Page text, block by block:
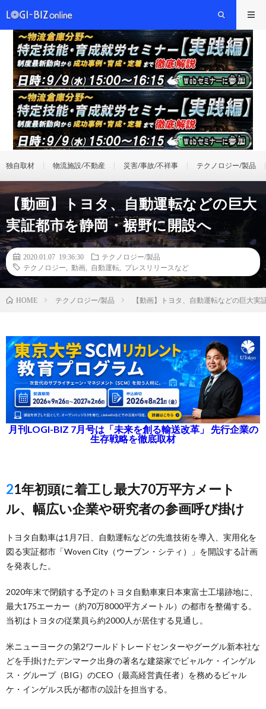
独自取材 物流施設/不動産 災害/事故/不祥事 テクノロジー/製品
【動画】トヨタ、自動運転などの巨大
実証都市を静岡・裾野に開設へ
2020.01.07 19:36:30
テクノロジー/製品
テクノロジー
動画 自動運転 プレスリリースなど
HOME テクノロジー/製品 【動画】トヨタ、自動運転などの巨大実
月刊LOGI-BIZ 7月号は「未来を創る輸送改革」 先行企業の
生存戦略を徹底取材
21年初頭に着工し最大70万平方メート
ル、幅広い企業や研究者の参画呼び掛け
トヨタ自動車は1月7日、自動運転などの先進技術を導入、実用化を
図る実証都市「Woven City（ウーブン・シティ）」を開設する計画
を発表した。
2020年末で閉鎖する予定のトヨタ自動車東日本東富士工場跡地に、
最大175エーカー（約70万8000平方メートル）の都市を整備する。
当初はトヨタの従業員ら約2000人が居住する見通し。
米ニューヨークの第2ワールドトレードセンターやグーグル新本社な
どを手掛けたデンマーク出身の著名な建築家でビャルケ・インゲル
ス・グループ（BIG）のCEO（最高経営責任者）を務めるビャル
ケ・インゲルス氏が都市の設計を担当する。